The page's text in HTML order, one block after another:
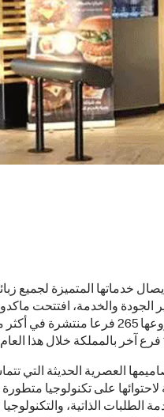
خدماتها المتميزة لجميع
العصرية الحديثة التي
على تكنولوجيا
الطلبات الذاتية،